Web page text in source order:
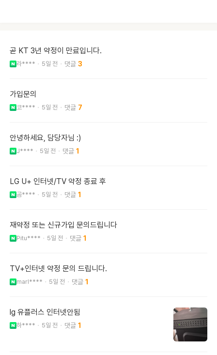
곧 KT 3년 약정이 만료입니다.
라**** 5일 전 3
가입문의
코**** 5일 전 7
안녕하세요, 담당자님 :)
J**** 5일 전 1
LG U+ 인터넷/TV 약정 종료 후
곰**** 5일 전 1
재약정 또는 신규가입 문의드립니다
Pitu**** 5일 전 1
TV+인터넷 약정 문의 드립니다.
marl**** 5일 전 1
lg 유플러스 인터넷안됨
하**** 5일 전 1